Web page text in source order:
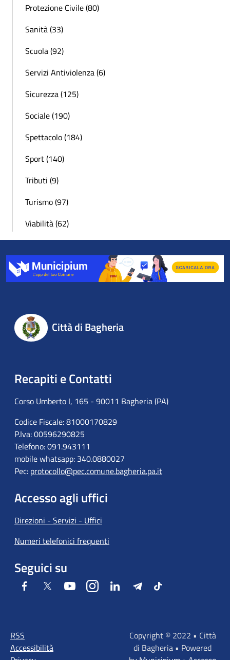
Protezione Civile (80)
Sanità (33)
Scuola (92)
Servizi Antiviolenza (6)
Sicurezza (125)
Sociale (190)
Spettacolo (184)
Sport (140)
Tributi (9)
Turismo (97)
Viabilità (62)
Città di Bagheria
Recapiti e Contatti
Corso Umberto I, 165 - 90011 Bagheria (PA)
Codice Fiscale: 81000170829
P.Iva: 00596290825
Telefono: 091.943111
mobile whatsapp: 340.0880027
Pec: protocollo@pec.comune.bagheria.pa.it
Accesso agli uffici
Direzioni - Servizi - Uffici
Numeri telefonici frequenti
Seguici su
Facebook Twitter YoutubeInstagramLinkedIn TelegramTiktok
RSS
Accessibilità
Copyright © 2022 • Città
di Bagheria • Powered